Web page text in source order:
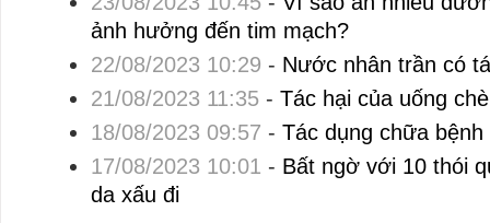
ảnh hưởng đến tim mạch?
22/08/2023 10:29 - Nước nhân trần có
21/08/2023 11:35- Tác hại của uống
18/08/2023 09:57 - Tác dụng chữa
17/08/2023 10:01 - Bất ngờ với 10 thói
da xấu đi